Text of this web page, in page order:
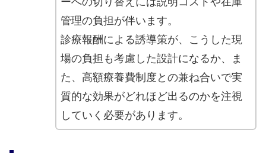
管理の負担が伴います。
診療報酬による誘導策が、こうした現
場の負担も考慮した設計になるか、ま
た、高額療養費制度との兼ね合いで実
質的な効果がどれほど出るのかを注視
していく必要があります。